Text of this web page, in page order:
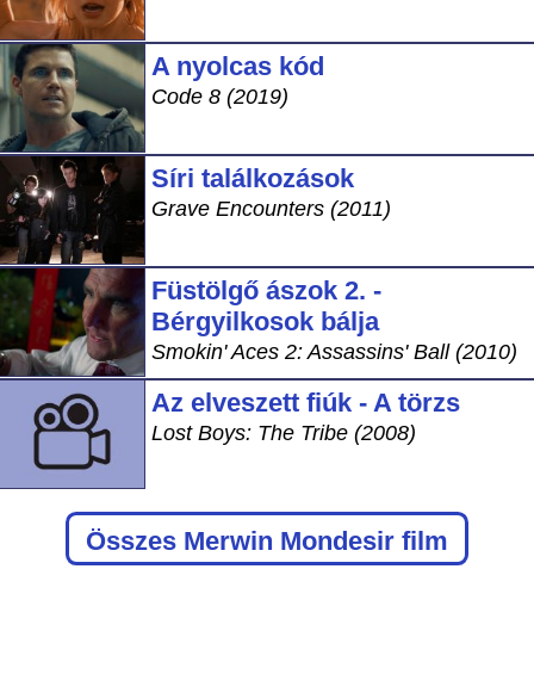
A nyolcas kód
Code 8 (2019)
Síri találkozások
Grave Encounters (2011)
Füstölgő ászok 2. -
Bérgyilkosok bálja
Smokin' Aces 2: Assassins' Ball (2010)
Az elveszett fiúk - A törzs
Lost Boys: The Tribe (2008)
Összes Merwin Mondesir film